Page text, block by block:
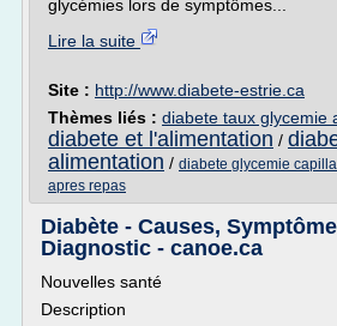
glycémies lors de symptômes...
Lire la suite
Site : http://www.diabete-estrie.ca
Thèmes liés : diabete taux glycemie
diabete et l'alimentation /
alimentation / diabete glycemie
apres repas
Diabète - Causes,
Diagnostic - canoe.ca
Nouvelles santé
Description